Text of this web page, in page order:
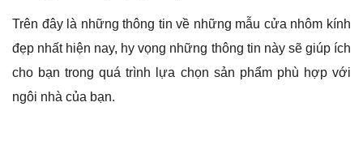
Trên đây là những thông tin về những mẫu cửa nhôm kính
đẹp nhất hiện nay, hy vọng những thông tin này sẽ giúp ích
cho bạn trong quá trình lựa chọn sản phẩm phù hợp với
ngôi nhà của bạn.